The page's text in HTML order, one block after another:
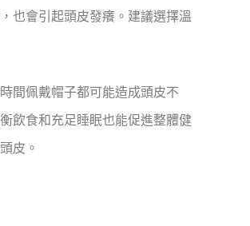
也會引起頭皮發癢。建議選擇溫
間佩戴帽子都可能造成頭皮不
飲食和充足睡眠也能促進整體健
皮。